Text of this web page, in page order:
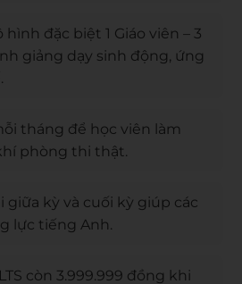
đặc biệt 1 Giáo viên – 3
giảng dạy sinh động, ứng
tháng để học viên làm
phòng thi thật.
giữa kỳ và cuối kỳ giúp các
lực tiếng Anh.
còn 3.999.999 đồng khi